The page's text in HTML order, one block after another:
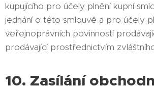
kupujícího pro účely plnění kupní
jednání o této smlouvě a pro účely
veřejnoprávních povinností
prodávající prostřednictvím
10. Zasílání